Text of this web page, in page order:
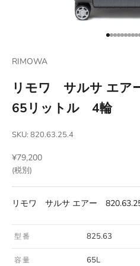
項目に移
項目に
項目に
項目
項目
項項項
RIMOWA
リモワ サルサ エ
65リットル 4輪
SKU: 820.63.25.4
セール価格
¥79,200
(税別)
リモワ サルサ エアー
型番 825.63
容量 65L